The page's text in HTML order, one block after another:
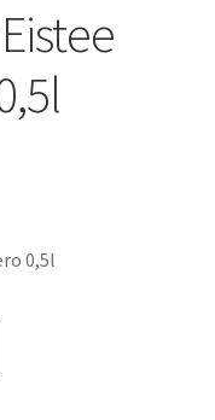
0,5l